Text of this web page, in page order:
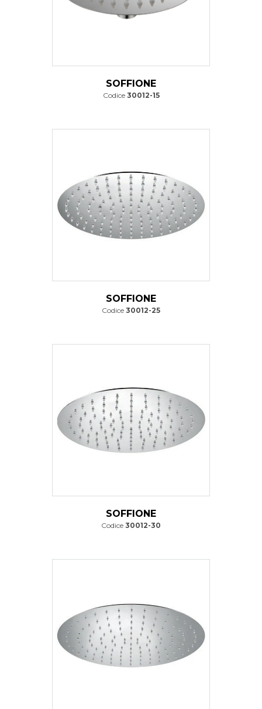
SOFFIONE
Codice 30012-15
SOFFIONE
Codice 30012-25
SOFFIONE
Codice 30012-30